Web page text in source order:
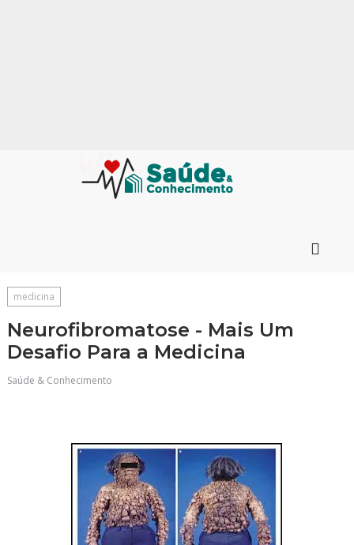
medicina
Neurofibromatose - Mais Um
Desafio Para a Medicina
Saúde & Conhecimento